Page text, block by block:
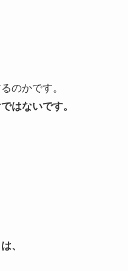
のかです。
はないです。
、